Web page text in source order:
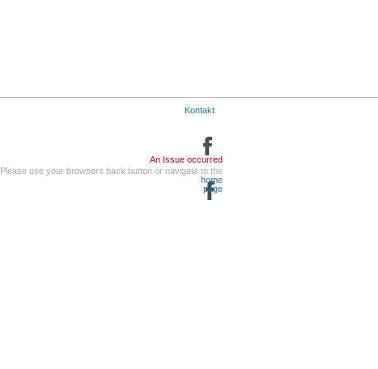
Kontakt
An Issue occurred
Please use your browsers back button or navigate to the
home
page